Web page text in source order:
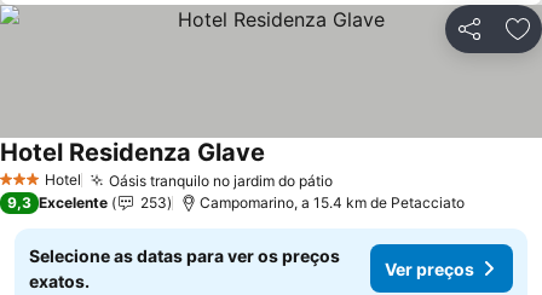
Partilhar
3 EstrelasHotel Oásis tranquilo no jardim do pátioVer preços
Hotel Residenza Glave
9,3 Excelente 253 Campomarino, a 15.4 km de Petacciato
Selecione as datas para ver os preços
exatos.
Ver preços